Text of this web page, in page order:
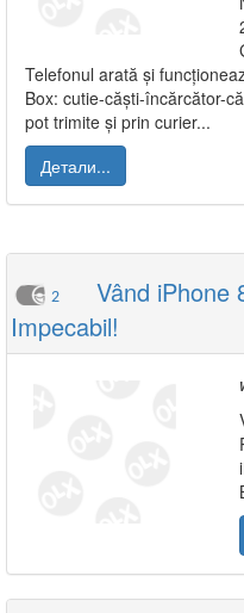
Telefonul arată și
Box: cutie-căști-încărcător-
pot trimite și prin curier...
Детали...
2
Vând iPhone
Impecabil!